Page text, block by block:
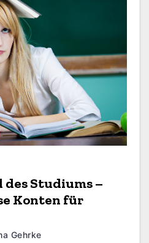
Studiums –
Konten für
Gehrke